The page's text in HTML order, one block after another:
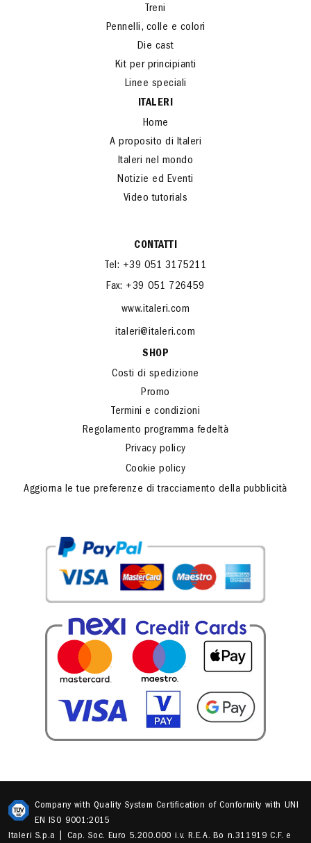
Treni
Pennelli, colle e colori
Die cast
Kit per principianti
Linee speciali
ITALERI
Home
A proposito di Italeri
Italeri nel mondo
Notizie ed Eventi
Video tutorials
CONTATTI
Tel: +39 051 3175211
Fax: +39 051 726459
www.italeri.com
italeri@italeri.com
SHOP
Costi di spedizione
Promo
Termini e condizioni
Regolamento programma fedeltà
Privacy policy
Cookie policy
Aggiorna le tue preferenze di tracciamento della pubblicità
Company with Quality System Certification of Conformity with UNI
EN ISO 9001:2015
Italeri S.p.a | Cap. Soc. Euro 5.200.000 i.v. R.E.A. Bo n.311919 C.F. e